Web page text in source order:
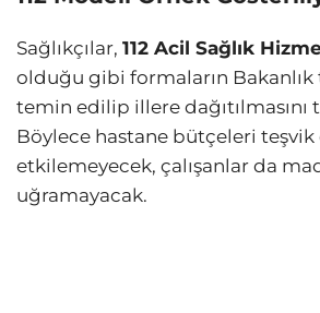
Sağlıkçılar, 112 Acil Sağlık
olduğu gibi formaların Bakanlık
temin edilip illere dağıtılmasını
Böylece hastane bütçeleri
etkilemeyecek, çalışanlar da
uğramayacak.